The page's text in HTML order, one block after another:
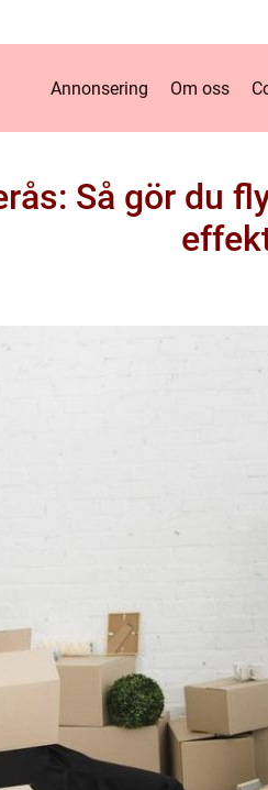
Annonsering Om oss
Så gör du